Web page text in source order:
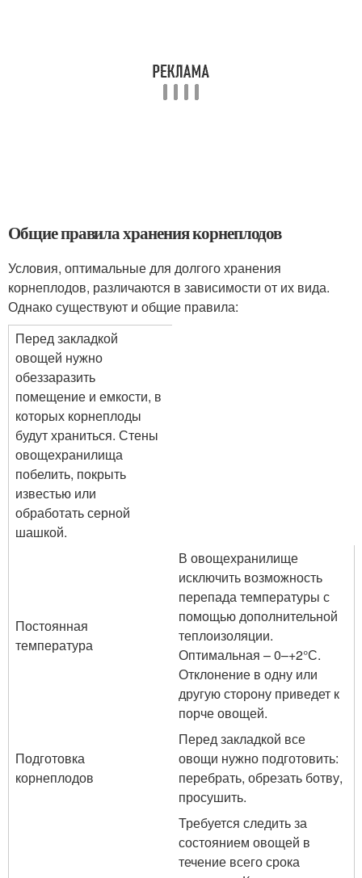
Общие правила хранения корнеплодов
Условия, оптимальные для долгого хранения
корнеплодов, различаются в зависимости от их вида.
Однако существуют и общие правила:
Перед закладкой
овощей нужно
обеззаразить
помещение и емкости, в
которых корнеплоды
будут храниться. Стены
овощехранилища
побелить, покрыть
известью или
обработать серной
шашкой.
Постоянная
температура
В овощехранилище
исключить возможность
перепада температуры с
помощью дополнительной
теплоизоляции.
Оптимальная – 0–+2°С.
Отклонение в одну или
другую сторону приведет к
порче овощей.
Подготовка
корнеплодов
Перед закладкой все
овощи нужно подготовить:
перебрать, обрезать ботву,
просушить.
Требуется следить за
состоянием овощей в
течение всего срока